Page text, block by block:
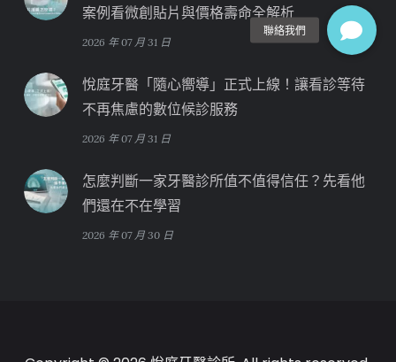
案例看微創貼片與價格壽命全解析
2026 年 07 月 31 日
悅庭牙醫「隨心嚮導」正式上線！讓看診等待
不再焦慮的數位候診服務
2026 年 07 月 31 日
怎麼判斷一家牙醫診所值不值得信任？先看他
們還在不在學習
2026 年 07 月 30 日